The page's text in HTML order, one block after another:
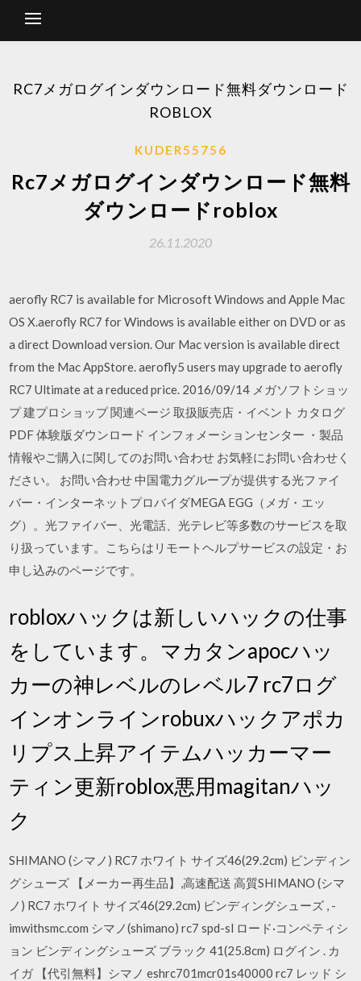
RC7メガログインダウンロード無料ダウンロード
ROBLOX
KUDER55756
Rc7メガログインダウンロード無料
ダウンロードroblox
26.11.2020
aerofly RC7 is available for Microsoft Windows and Apple Mac
OS X.aerofly RC7 for Windows is available either on DVD or as
a direct Download version. Our Mac version is available direct
from the Mac AppStore. aerofly5 users may upgrade to aerofly
RC7 Ultimate at a reduced price. 2016/09/14 メガソフトショッ
プ 建プロショップ 関連ページ 取扱販売店・イベント カタログ
PDF 体験版ダウンロード インフォメーションセンター ・製品
情報やご購入に関してのお問い合わせ お気軽にお問い合わせく
ださい。 お問い合わせ 中国電力グループが提供する光ファイ
バー・インターネットプロバイダMEGA EGG（メガ・エッ
グ）。光ファイバー、光電話、光テレビ等多数のサービスを取
り扱っています。こちらはリモートヘルプサービスの設定・お
申し込みのページです。
robloxハックは新しいハックの仕事
をしています。マカタンapocハッ
カーの神レベルのレベル7 rc7ログ
インオンラインrobuxハックアポカ
リプス上昇アイテムハッカーマー
ティン更新roblox悪用magitanハッ
ク
SHIMANO (シマノ) RC7 ホワイト サイズ46(29.2cm) ビンディン
グシューズ 【メーカー再生品】,高速配送 高質SHIMANO (シマ
ノ) RC7 ホワイト サイズ46(29.2cm) ビンディングシューズ , -
imwithsmc.com シマノ(shimano) rc7 spd-sl ロード·コンペティシ
ョン ビンディングシューズ ブラック 41(25.8cm) ログイン . カ
イガ 【代引無料】シマノ eshrc701mcr01s40000 rc7 レッド シ